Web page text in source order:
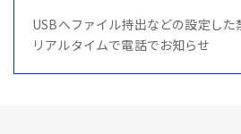
USBへファイル持出などの設定した
リアルタイムで電話でお知らせ